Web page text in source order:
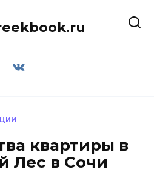
квартиры в
Лес в Сочи